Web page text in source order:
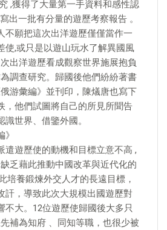
,獲得了大量第一手資料和感性認
出一批有分量的遊歷考察報告 。
不願把這次出洋遊歷僅僅當作一
使,或只是以遊山玩水了解異國風
出洋遊歷看成觀察世界施展抱負
調查研究。歸國後他們紛紛著書
游彙編》並刊印，陳燨唐也寫下
，他們試圖將自己的所見所聞告
世界、借鑒外國。
遣遊歷使的動機和目標立意不高 ,
乏藉此推動中國改革與近代化的
培養鍛煉外交人才的長遠目標，
訐，導致此次大規模出國遊歷對
不大。12位遊歷使歸國後大多只
補為知府 、同知等職，也很少被